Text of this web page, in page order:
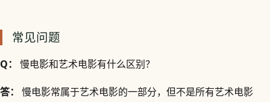
常见问题
Q： 慢电影和艺术电影有什么区别？
答：
慢电影常属于艺术电影的一部分，但不是所有艺术电影